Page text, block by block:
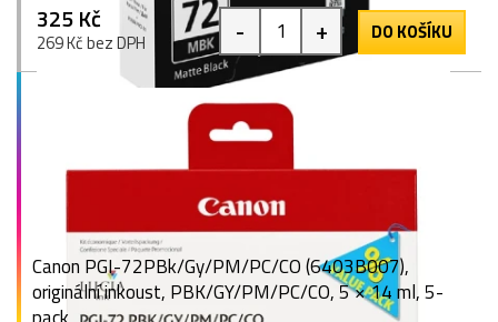
325 Kč
269 Kč bez DPH - + DO KOŠÍKU
Canon PGI-72PBk/Gy/PM/PC/CO (6403B007),
originální inkoust, PBK/GY/PM/PC/CO, 5 × 14 ml, 5-